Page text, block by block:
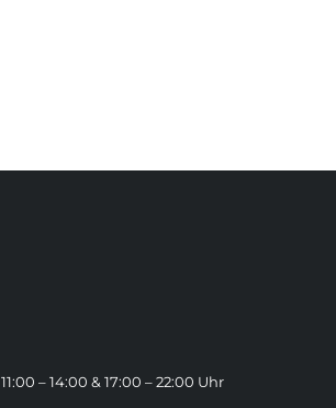
11:00 – 14:00 & 17:00 – 22:00 Uhr